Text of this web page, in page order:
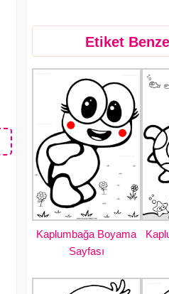
Etiket
Kaplumbağa Boyama
Sayfası